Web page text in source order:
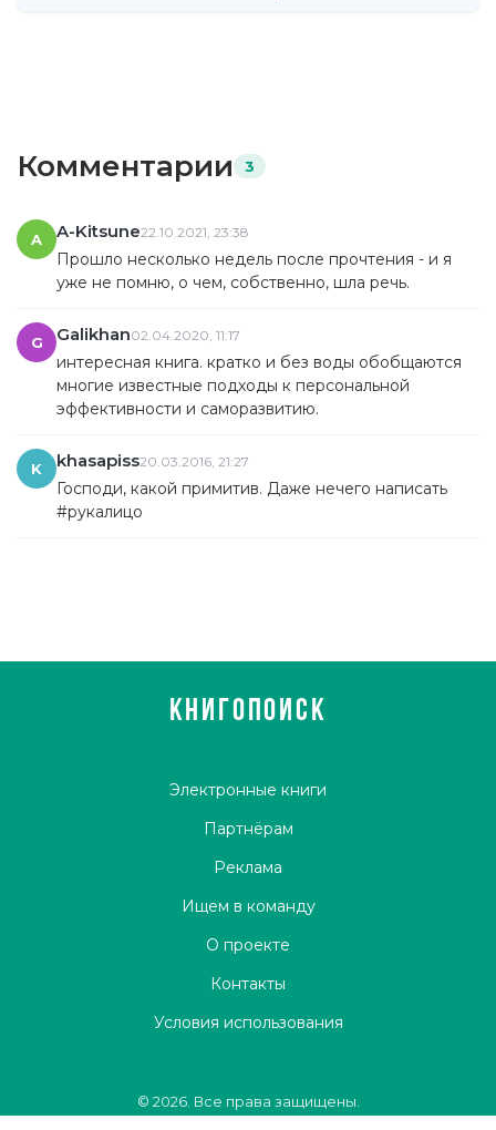
Комментарии 3
A A-Kitsune22.10.2021, 23:38
Прошло несколько недель после прочтения - и я
уже не помню, о чем, собственно, шла речь.
G Galikhan02.04.2020, 11:17
интересная книга. кратко и без воды обобщаются
многие известные подходы к персональной
эффективности и саморазвитию.
K khasapiss20.03.2016, 21:27
Господи, какой примитив. Даже нечего написать
#рукалицо
КНИГОПОИСК
Электронные книги
Партнёрам
Реклама
Ищем в команду
О проекте
Контакты
Условия использования
© 2026. Все права защищены.